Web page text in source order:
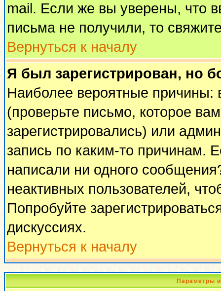
mail. Если же вы уверены, что
письма не получили, то
Вернуться к началу
Я был зарегистрирован, но
Наиболее вероятные причины:
(проверьте письмо, которое
зарегистрировались) или
запись по каким-то причинам.
написали ни одного
неактивных пользователей,
Попробуйте
дискуссиях.
Вернуться к началу
Параметры